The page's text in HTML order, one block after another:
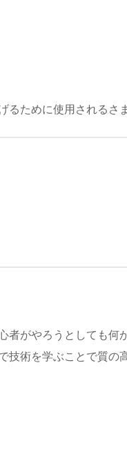
ために使用されるさ
者がやろうとしても何
技術を学ぶことで質の